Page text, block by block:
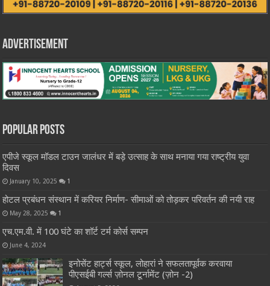
Advertisement
Popular Posts
एपीजे स्कूल मॉडल टाउन जालंधर में बड़े उत्साह के साथ मनाया गया राष्ट्रीय युवा
दिवस
January 10, 2025 1
होटल प्रबंधन संस्थान में करियर निर्माण- सीमाओं को तोड़कर परिवर्तन की नयी राह
May 28, 2025 1
एच.एम.वी. में 100 घंटे का शॉर्ट टर्म कोर्स सम्पन
June 4, 2024
इनोसेंट हार्ट्स स्कूल, लोहारां ने सफलतापूर्वक करवाया
पीएसईबी गर्ल्स ज़ोनल टूर्नामेंट (ज़ोन -2)